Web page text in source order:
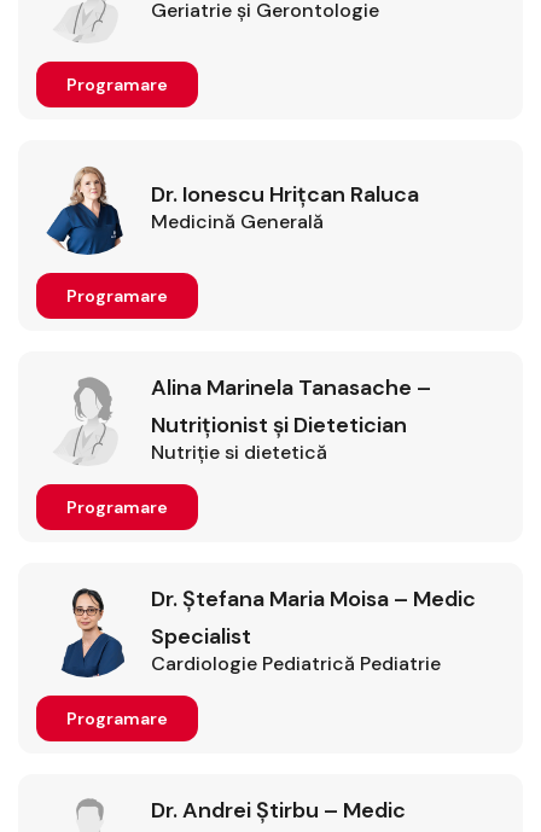
Geriatrie şi Gerontologie
Programare
Dr. Ionescu Hrițcan Raluca
Medicină Generală
Programare
Alina Marinela Tanasache –
Nutriționist și Dietetician
Nutriție si dietetică
Programare
Dr. Ștefana Maria Moisa – Medic
Specialist
Cardiologie Pediatrică Pediatrie
Programare
Dr. Andrei Știrbu – Medic